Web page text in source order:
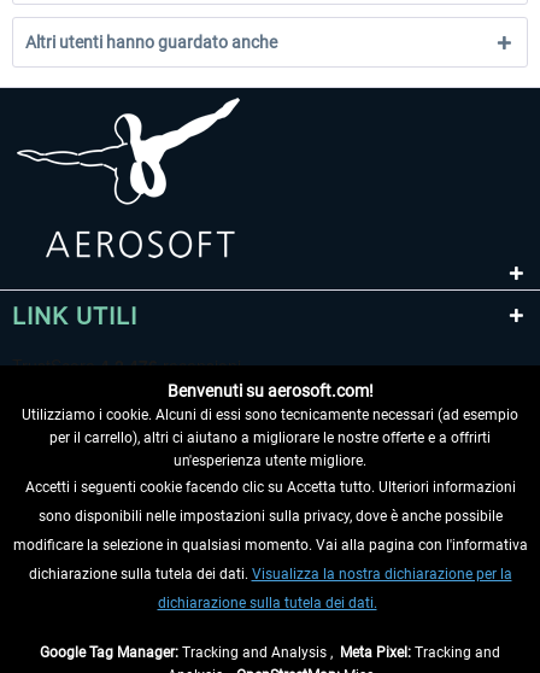
Altri utenti hanno guardato anche
LINK UTILI
RECEDERE DAL CONTRATTO
INFORMAZIONI
Benvenuti su aerosoft.com!
Utilizziamo i cookie. Alcuni di essi sono tecnicamente necessari (ad esempio
per il carrello), altri ci aiutano a migliorare le nostre offerte e a offrirti
un'esperienza utente migliore.
Accetti i seguenti cookie facendo clic su Accetta tutto. Ulteriori informazioni
sono disponibili nelle impostazioni sulla privacy, dove è anche possibile
modificare la selezione in qualsiasi momento. Vai alla pagina con l'informativa
dichiarazione sulla tutela dei dati. Visualizza la nostra dichiarazione per la
dichiarazione sulla tutela dei dati.
Google Tag Manager: Tracking and Analysis , Meta Pixel: Tracking and